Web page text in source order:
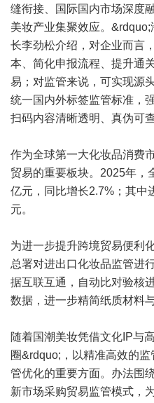
缝衔接、国际国内市场深度
美妆产业集聚效应。
长李劲松介绍，对企业而言
本、简化申报流程、提升通
易；对监管来说，可实现源
统一国内外标签监管标准，
扫码内容清晰透明、真伪可
作为全球第一大化妆品消费
贸易的重要板块。2025年，
亿元，同比增长2.7%；其中
元。
为进一步提升跨境贸易便利
总署对进出口化妆品监管进
据互联互通，自动比对验核
数据，进一步精简纸质材料
随着国潮美妆凭借文化IP与
圈&rdquo;，以精准高效的
管优化的重要方面。办法围
新市场采购贸易监管模式，